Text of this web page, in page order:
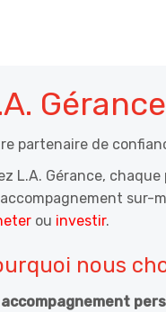
Gérance
partenaire de
L.A. Gérance,
sur-
ou investir.
nous
accompagnement